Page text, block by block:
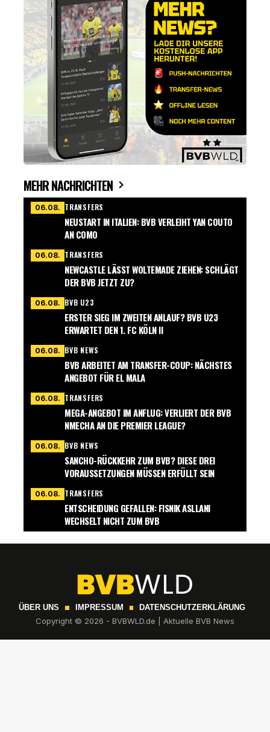
MEHR NACHRICHTEN
06.08. TRANSFERS
NEUSTART IN ITALIEN: BVB VERLEIHT YAN COUTO
AN COMO
06.08. TRANSFERS
NEWCASTLE LÄSST WOLTEMADE ZIEHEN: SCHLÄGT
DER BVB JETZT ZU?
06.08. BVB U23
ERSTER SIEG IM ZWEITEN ANLAUF? BVB U23
ERWARTET DEN 1. FC KÖLN II
06.08. BVB NEWS
BVB ARBEITET AM TRANSFER-COUP: NÄCHSTES
ANGEBOT FÜR EL MALA
06.08. TRANSFERS
MEGA-ANGEBOT IM ANFLUG: VERLIERT DER BVB
NMECHA AN DIE PREMIER LEAGUE?
06.08. BVB NEWS
SANCHO-RÜCKKEHR ZUM BVB? DIESE DREI
VORAUSSETZUNGEN MÜSSEN ERFÜLLT SEIN
06.08. TRANSFERS
ENTSCHEIDUNG GEFALLEN: FISNIK ASLLANI
WECHSELT NICHT ZUM BVB
ÜBER UNS IMPRESSUM DATENSCHUTZERKLÄRUNG
Copyright © 2026 - BVBWLD.de | Aktuelle BVB News